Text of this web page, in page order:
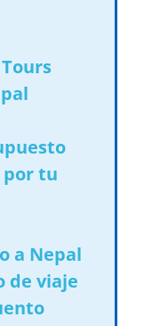
por tu
a Nepal
de viaje